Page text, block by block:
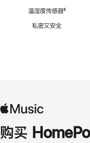
温湿度传感器脚
⁶
私密又安全
购买